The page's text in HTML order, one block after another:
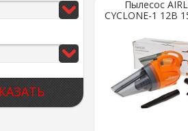
Пылесос
CYCLONE-1 12В